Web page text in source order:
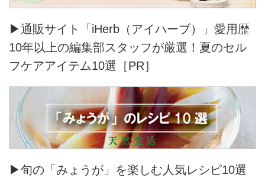
▶通販サイト「iHerb（アイハーブ）」愛用歴
10年以上の編集部スタッフが厳選！夏のセル
フケアアイテム10選［PR］
▶旬の「みょうが」を楽しむ人気レシピ10選